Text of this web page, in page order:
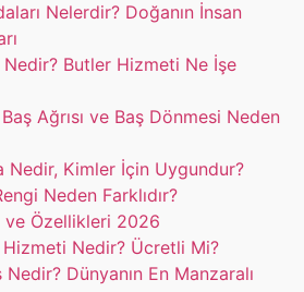
Nelerdir? Doğanın İnsan
Butler Hizmeti Ne İşe
Baş Ağrısı ve Baş Dönmesi Neden
Nedir, Kimler İçin Uygundur?
Neden Farklıdır?
ve Özellikleri 2026
Nedir? Ücretli Mi?
Dünyanın En Manzaralı